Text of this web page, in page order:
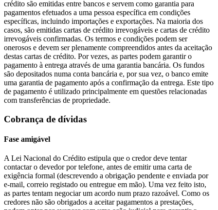
crédito são emitidas entre bancos e servem como garantia para
pagamentos efetuados a uma pessoa específica em condições
específicas, incluindo importações e exportações. Na maioria dos
casos, são emitidas cartas de crédito irrevogáveis e cartas de crédito
irrevogáveis confirmadas. Os termos e condições podem ser
onerosos e devem ser plenamente compreendidos antes da aceitação
destas cartas de crédito. Por vezes, as partes podem garantir o
pagamento à entrega através de uma garantia bancária. Os fundos
são depositados numa conta bancária e, por sua vez, o banco emite
uma garantia de pagamento após a confirmação da entrega. Este tipo
de pagamento é utilizado principalmente em questões relacionadas
com transferências de propriedade.
Cobrança de dívidas
Fase amigável
A Lei Nacional do Crédito estipula que o credor deve tentar
contactar o devedor por telefone, antes de emitir uma carta de
exigência formal (descrevendo a obrigação pendente e enviada por
e-mail, correio registado ou entregue em mão). Uma vez feito isto,
as partes tentam negociar um acordo num prazo razoável. Como os
credores não são obrigados a aceitar pagamentos a prestações,